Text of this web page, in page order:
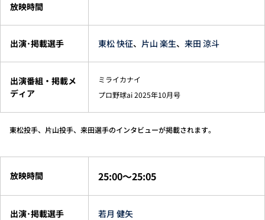
放映時間
出演･掲載選手 東松 快征、 片山 楽生、 来田 涼斗
出演番組・掲載メ
ディア
ミライカナイ
プロ野球ai 2025年10月号
東松投手、片山投手、来田選手のインタビューが掲載されます。
放映時間 25:00～25:05
出演･掲載選手 若月 健矢